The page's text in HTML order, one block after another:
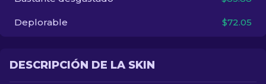
Deplorable $72.05
DESCRIPCIÓN DE LA SKIN